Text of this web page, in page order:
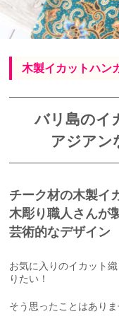
木製イカットハン
バリ島のイ
アジアン
チーク材の木製イ
木彫り職人さんが
芸術的なデザイン
お気に入りのイカット
りたい！
そう思ったことはありま